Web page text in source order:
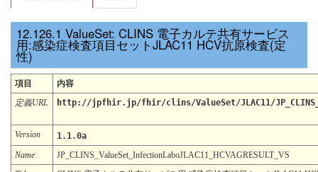
ValueSet: CLINS 電子カルテ共有サービス
用:感染症検査項目セットJLAC11 HCV抗原検査(定
性)
項目
内容
定義URL
http://jpfhir.jp/fhir/clins/ValueSet/JLAC11/
Version
1.1.0a
Name
JP_CLINS_ValueSet_InfectionLaboJLAC11_HCVAGRESULT_VS